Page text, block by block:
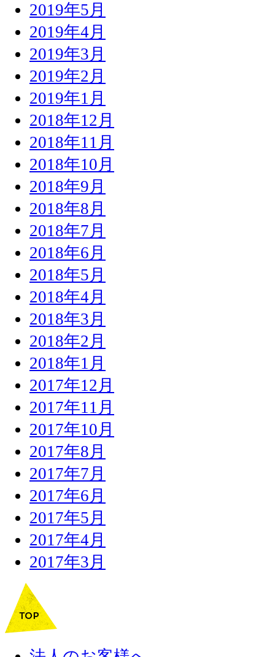
2019年5月
2019年4月
2019年3月
2019年2月
2019年1月
2018年12月
2018年11月
2018年10月
2018年9月
2018年8月
2018年7月
2018年6月
2018年5月
2018年4月
2018年3月
2018年2月
2018年1月
2017年12月
2017年11月
2017年10月
2017年8月
2017年7月
2017年6月
2017年5月
2017年4月
2017年3月